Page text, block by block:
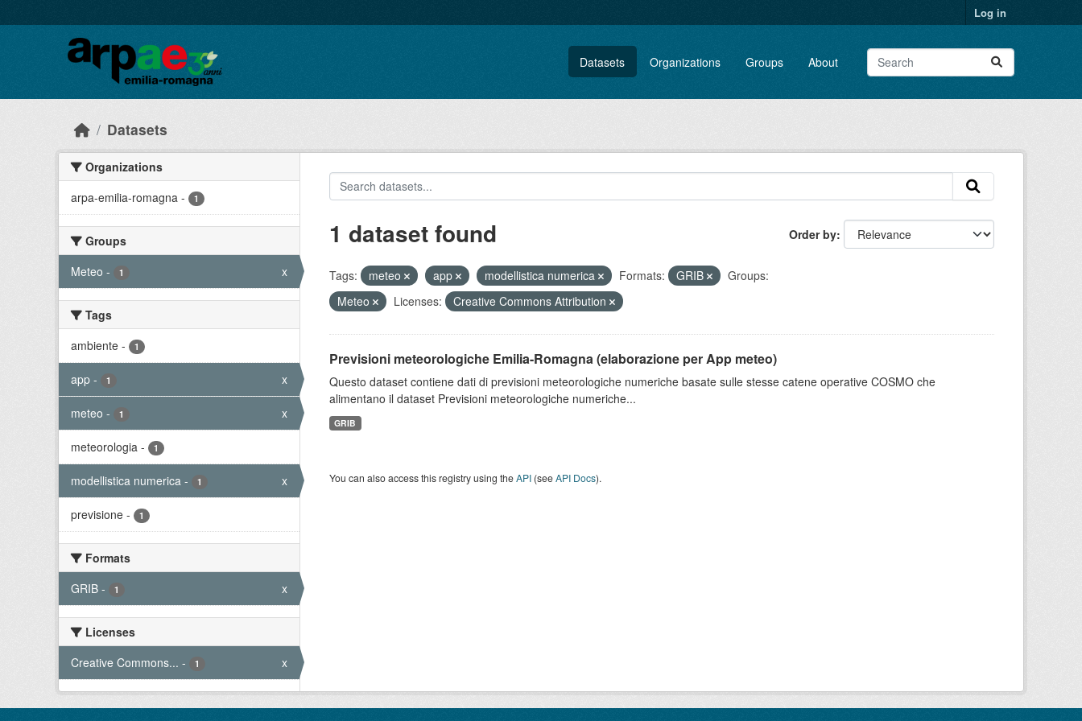
Log in
Datasets Organizations Groups About
Datasets
Organizations
arpa-emilia-romagna - 1
Groups
Meteo - 1 x
Tags
ambiente - 1
app - 1 x
meteo - 1 x
meteorologia - 1
modellistica numerica - 1 x
previsione - 1
Formats
GRIB - 1 x
Licenses
Creative Commons... - 1 x
Order by
1 dataset found
Tags: meteo app modellistica numerica Formats: GRIB
Groups:
Meteo
Licenses: Creative Commons Attribution
Previsioni meteorologiche Emilia-Romagna (elaborazione per App meteo)
Questo dataset contiene dati di previsioni meteorologiche numeriche basate sulle stesse catene operative COSMO che
alimentano il dataset Previsioni meteorologiche numeriche...
GRIB
You can also access this registry using theAPI(seeAPI Docs).